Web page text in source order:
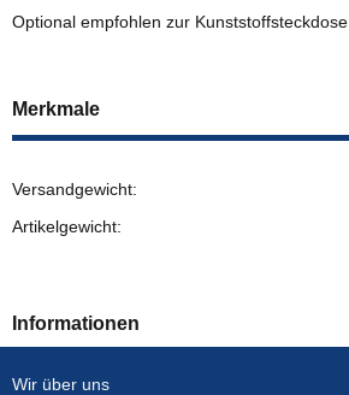
Optional empfohlen zur Kunststoffsteckdose.
Merkmale
Versandgewicht:
Artikelgewicht:
Informationen
Wir über uns